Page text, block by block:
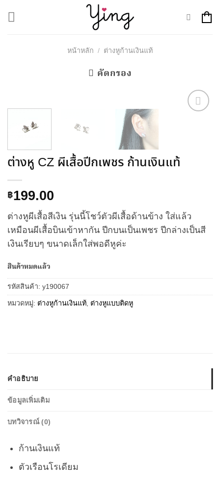
หน้าหลัก / ต่างหูก้านเงินแท้
คัดกรอง
ต่างหู CZ ผีเสื้อปีกเพชร ก้านเงินแท้
฿199.00
ต่างหูผีเสื้อสีเงิน รุ่นนี้โชว์ตัวผีเสื้อด้านข้าง ใส่แล้ว
เหมือนผีเสื้อบินเข้าหากัน ปีกบนเป็นเพชร ปีกล่างเป็นสี
เงินเรียบๆ ขนาดเล็กใส่พอดีหูค่ะ
สินค้าหมดแล้ว
รหัสสินค้า: y190067
หมวดหมู่: ต่างหูก้านเงินแท้ ต่างหูแบบติดหู
คำอธิบาย
ข้อมูลเพิ่มเติม
บทวิจารณ์ (0)
ก้านเงินแท้
ตัวเรือนโรเดียม